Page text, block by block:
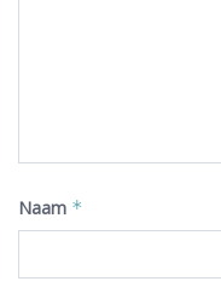
Naam *